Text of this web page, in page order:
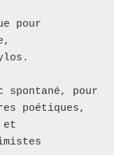
pour
pour
poétiques,
et